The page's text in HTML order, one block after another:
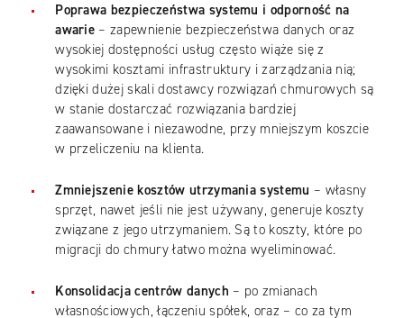
Poprawa bezpieczeństwa systemu i odporność na
awarie – zapewnienie bezpieczeństwa danych oraz
wysokiej dostępności usług często wiąże się z
wysokimi kosztami infrastruktury i zarządzania nią;
dzięki dużej skali dostawcy rozwiązań chmurowych są
w stanie dostarczać rozwiązania bardziej
zaawansowane i niezawodne, przy mniejszym koszcie
w przeliczeniu na klienta.
Zmniejszenie kosztów utrzymania systemu – własny
sprzęt, nawet jeśli nie jest używany, generuje koszty
związane z jego utrzymaniem. Są to koszty, które po
migracji do chmury łatwo można wyeliminować.
Konsolidacja centrów danych – po zmianach
własnościowych, łączeniu spółek, oraz – co za tym